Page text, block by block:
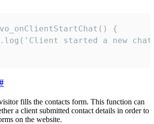
{
started a new
fills the contacts form. This function can
a client submitted contact details in order to
on the website.